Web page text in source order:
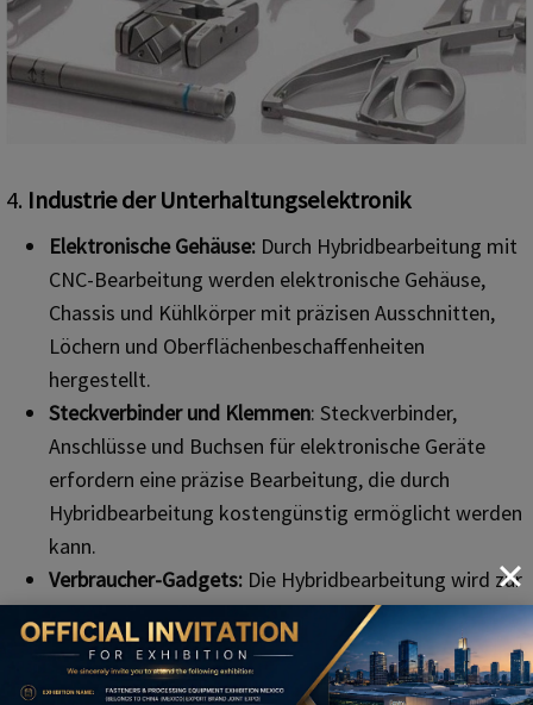
4. Industrie der Unterhaltungselektronik
Elektronische Gehäuse: Durch Hybridbearbeitung mit
CNC-Bearbeitung werden elektronische Gehäuse,
Chassis und Kühlkörper mit präzisen Ausschnitten,
Löchern und Oberflächenbeschaffenheiten
hergestellt.
Steckverbinder und Klemmen: Steckverbinder,
Anschlüsse und Buchsen für elektronische Geräte
erfordern eine präzise Bearbeitung, die durch
Hybridbearbeitung kostengünstig ermöglicht werden
kann.
Verbraucher-Gadgets: Die Hybridbearbeitung wird zur
Herstellung von Komponenten für Verbrauchergeräte
wie Smartphones, Laptops und Kameras mit
komplizierten Designs und engen Toleranzen